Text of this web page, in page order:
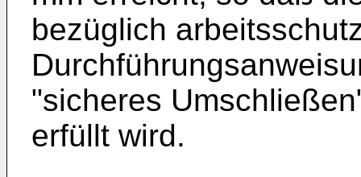
bezüglich
"sicheres
erfüllt wird.